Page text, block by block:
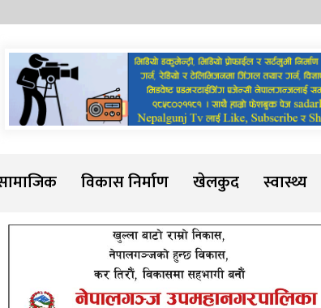
Sadarline
विकास निर्माण खेलकुद स्वास्थ्य